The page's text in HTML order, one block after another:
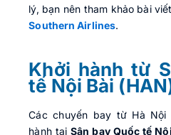
lý, bạn nên tham khảo bài viết
Southern Airlines.
Khởi hành từ
tế Nội Bài
Các chuyến bay từ Hà Nội
hành tạiSân bay Quốc tế